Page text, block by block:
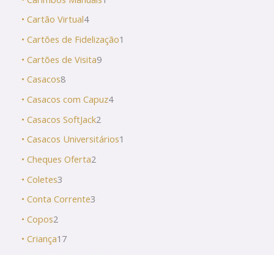
• Cartão Virtual4
• Cartões de Fidelização1
• Cartões de Visita9
• Casacos8
• Casacos com Capuz4
• Casacos SoftJack2
• Casacos Universitários1
• Cheques Oferta2
• Coletes3
• Conta Corrente3
• Copos2
• Criança17